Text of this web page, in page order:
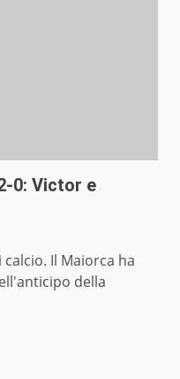
0: Victor e
Il Maiorca ha
della